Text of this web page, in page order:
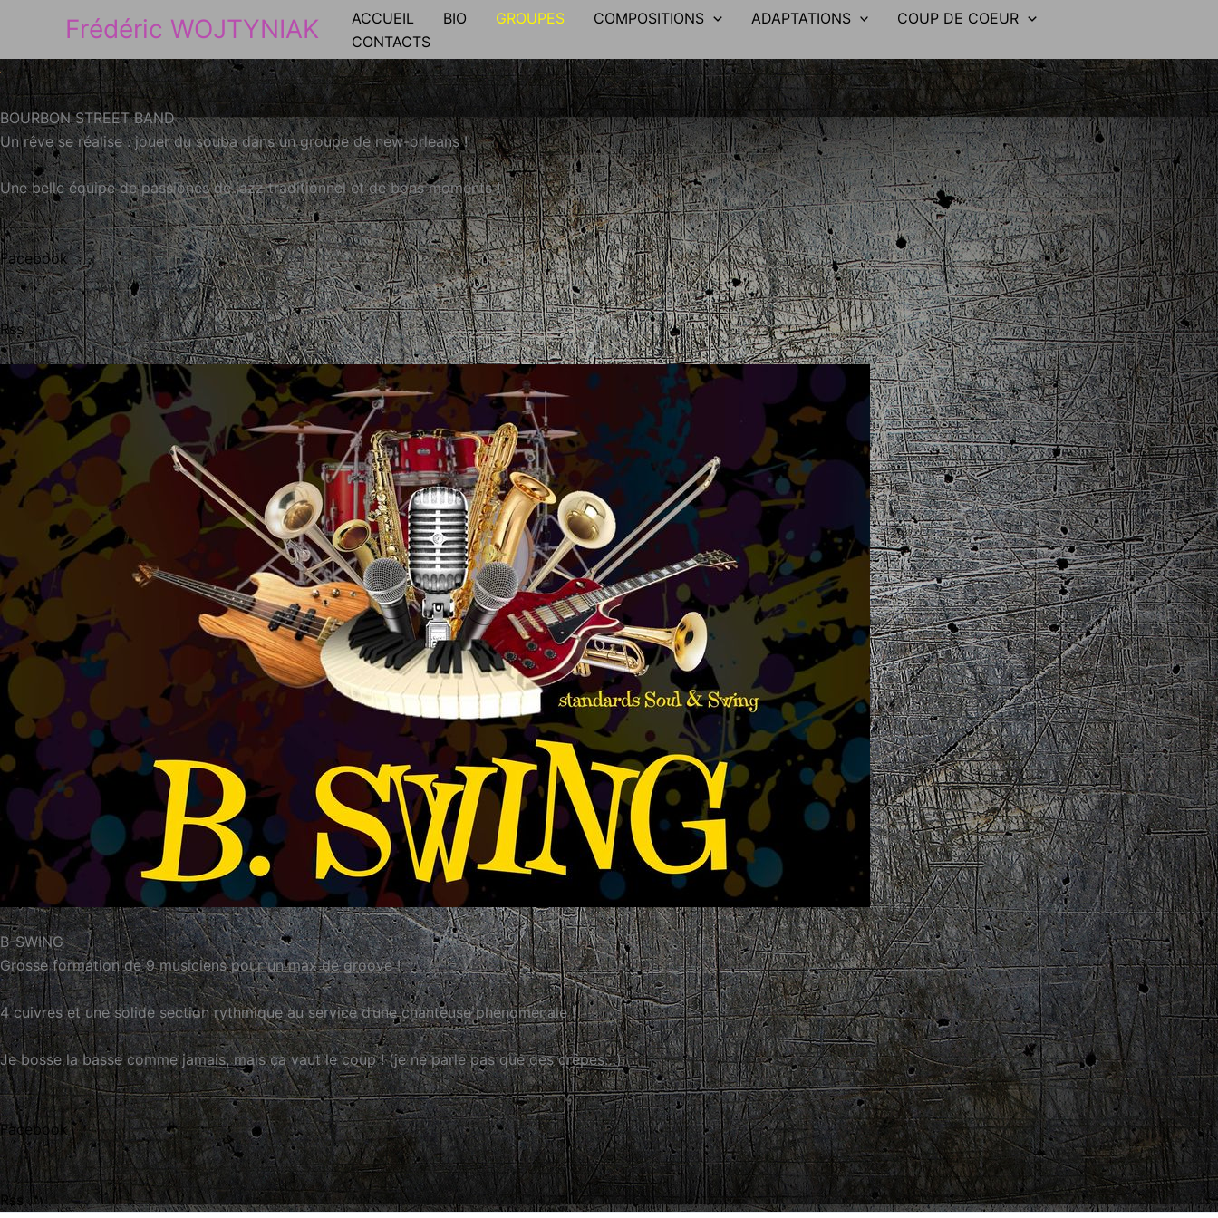
contenu
Frédéric WOJTYNIAK ACCUEIL BIO GROUPES COMPOSITIONS ADAPTATIONS
COUP DE COEUR
CONTACTS
BOURBON STREET BAND
Un rêve se réalise : jouer du souba dans un groupe de new-orleans !
Une belle équipe de passionés de jazz traditionnel et de bons moments !
Facebook
Rss
B-SWING
Grosse formation de 9 musiciens pour un max de groove !
4 cuivres et une solide section rythmique au service d’une chanteuse phénoménale !
Je bosse la basse comme jamais, mais ça vaut le coup ! (je ne parle pas que des crêpes…)
Facebook
Rss